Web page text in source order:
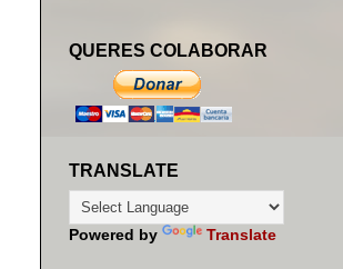
QUERES COLABORAR
TRANSLATE
Powered by Translate